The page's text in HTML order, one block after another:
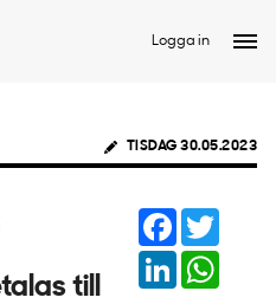
Logga in
TISDAG 30.05.2023
till
Facebook
LinkedIn